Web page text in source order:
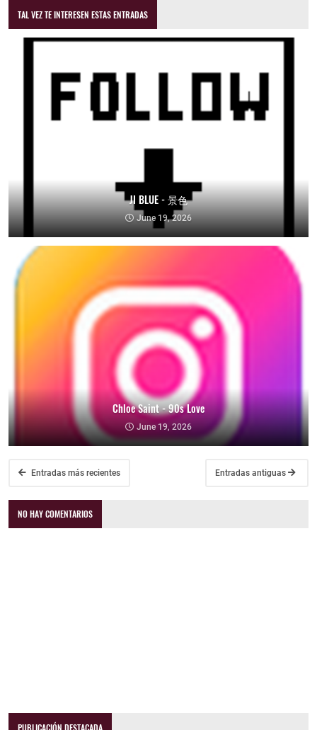
TAL VEZ TE INTERESEN ESTAS ENTRADAS
JI BLUE - 景色
June 19, 2026
Chloe Saint - 90s Love
June 19, 2026
Entradas más recientes Entradas antiguas
NO HAY COMENTARIOS
PUBLICACIÓN DESTACADA